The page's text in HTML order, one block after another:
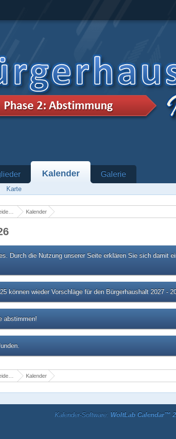
Kalender Galerie
Karte
Kalender
Durch die Nutzung unserer Seite erklären Sie sich damit
können wieder Vorschläge für den Bürgerhaushalt 2027 -
abstimmen!
Kalender
Kalender-Software: WoltLab Calendar™